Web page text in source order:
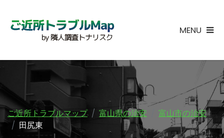
MENU
ご近所トラブルマップ 富山県の治安
富山市の治安
田尻東